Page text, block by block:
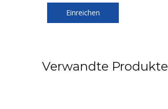
Einreichen
Verwandte Produkte